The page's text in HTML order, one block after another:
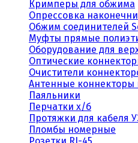
Кримперы для обжима
Опрессовка
Обжим соединителей
Муфты прямые
Оборудование для
Оптические
Очистители
Антенные коннекторы
Паяльники
Перчатки х/б
Протяжки для кабеля
Пломбы номерные